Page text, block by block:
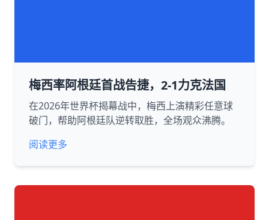
梅西率阿根廷首战告捷，2-1力克法国
在2026年世界杯揭幕战中，梅西上演精彩任意球
破门，帮助阿根廷队逆转取胜，全场观众沸腾。
阅读更多